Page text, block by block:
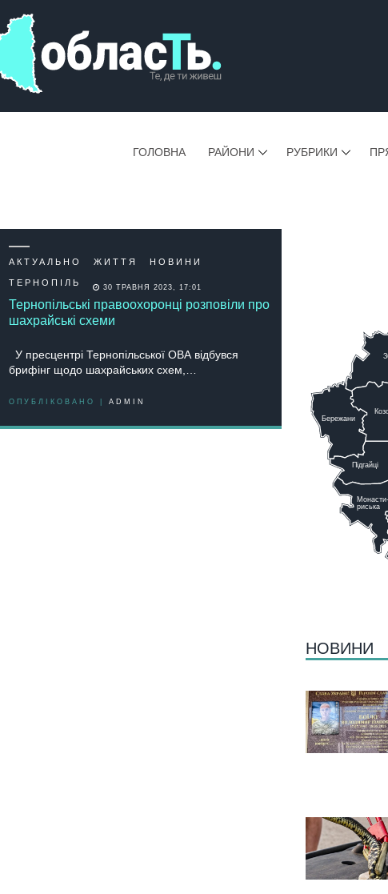
ГОЛОВНА РАЙОНИ РУБРИКИ
АКТУАЛЬНО ЖИТТЯ НОВИНИ
ТЕРНОПІЛЬ 30 ТРАВНЯ 2023, 17:01
Тернопільські правоохоронці розповіли про
шахрайські схеми
У пресцентрі Тернопільської ОВА відбувся
брифінг щодо шахрайських схем,…
ОПУБЛІКОВАНО | ADMIN
К
Бережани
Підгайці
Монасти-
риська
НОВИНИ